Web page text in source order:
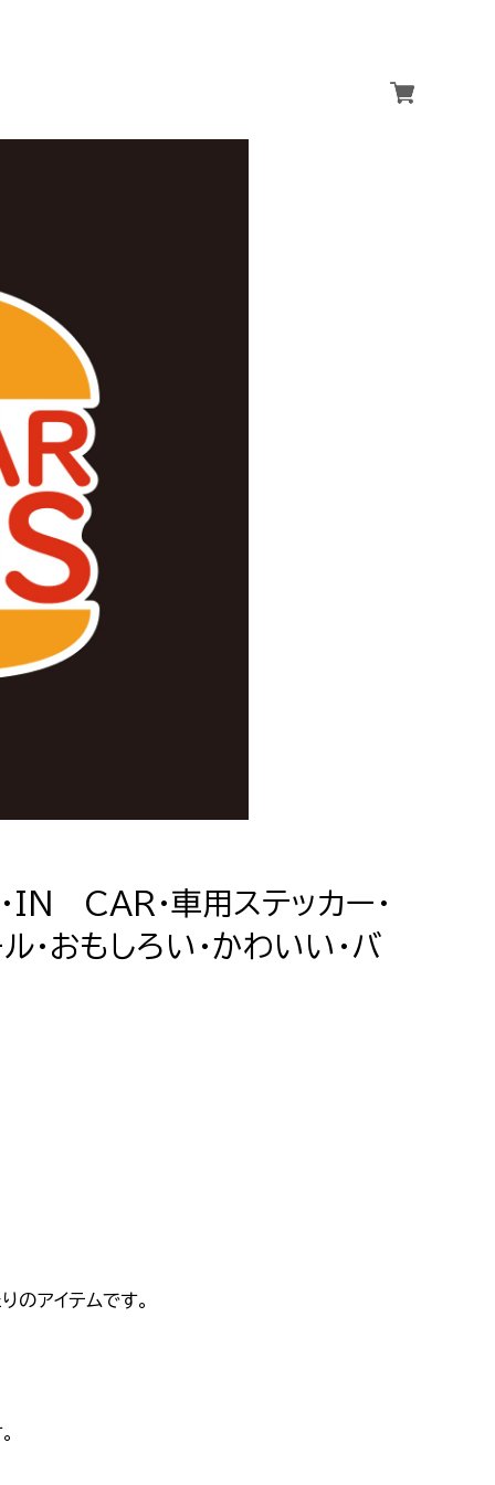
IN CAR・車用ステッカー・
・おもしろい・かわいい・バ
アイテムです。